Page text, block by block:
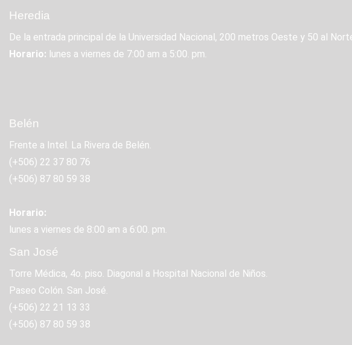
Heredia
De la entrada principal de la Universidad Nacional, 200 metros Oeste y 50 al
Horario: lunes a viernes de 7:00 am a 5:00. pm.
Belén
Frente a Intel. La Rivera de Belén.
(+506) 22 37 80 76
(+506) 87 80 59 38
Horario:
lunes a viernes de 8:00 am a 6:00. pm.
San José
Torre Médica, 4o. piso. Diagonal a Hospital Nacional de Niños.
Paseo Colón. San José.
(+506) 22 21 13 33
(+506) 87 80 59 38